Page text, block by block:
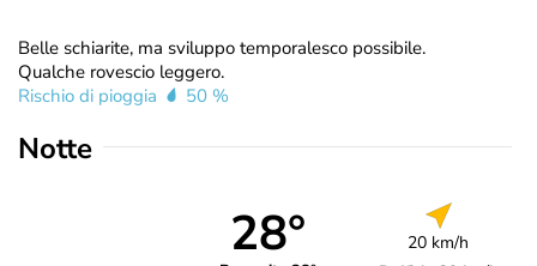
Belle schiarite, ma sviluppo temporalesco possibile.
Qualche rovescio leggero.
Rischio di pioggia
50 %
Notte
28° 20 km/h